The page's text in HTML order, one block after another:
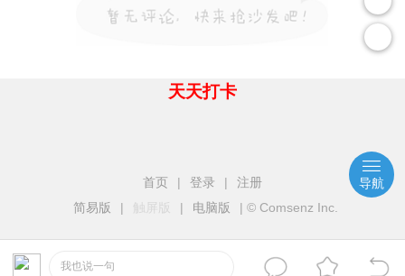
我也说一句
天天打卡
首页 | 登录 |
注册
简易版
| 触屏版 | 电脑版 | © Comsenz Inc.
导航